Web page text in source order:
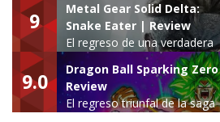
9
Metal Gear Solid Delta:
Snake Eater | Review
El regreso de una verdadera
leyenda
9.0
Dragon Ball Sparking
Review
El regreso triunfal de la saga